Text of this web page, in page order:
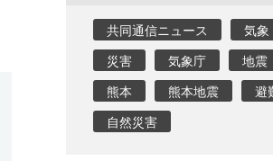
共同通信ニュース
気象
災害
気象庁 地震
熊本
熊本地震
避
自然災害